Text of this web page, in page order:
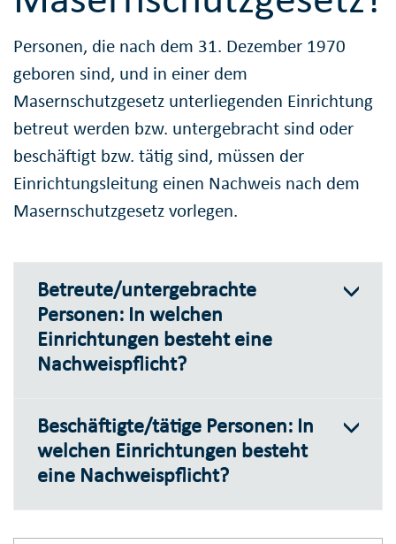
Personen, die nach dem 31. Dezember 1970
geboren sind, und in einer dem
Masernschutzgesetz unterliegenden Einrichtung
betreut werden bzw. untergebracht sind oder
beschäftigt bzw. tätig sind, müssen der
Einrichtungsleitung einen Nachweis nach dem
Masernschutzgesetz vorlegen.
Betreute/untergebrachte
Personen: In welchen
Einrichtungen besteht eine
Nachweispflicht?
Beschäftigte/tätige Personen: In
welchen Einrichtungen besteht
eine Nachweispflicht?